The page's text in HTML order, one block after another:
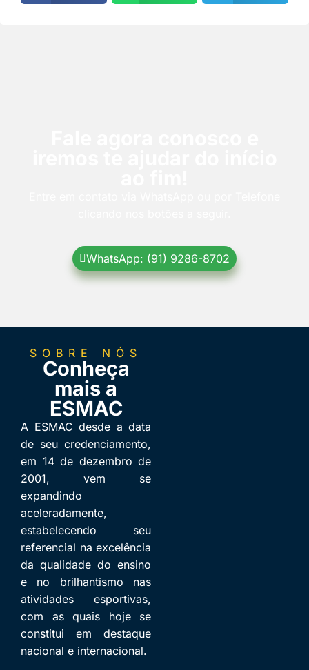
WhatsApp: (91) 9286-8702
SOBRE NÓS
Conheça
mais a
ESMAC
A ESMAC desde a data
de seu credenciamento,
em 14 de dezembro de
2001, vem se
expandindo
aceleradamente,
estabelecendo seu
referencial na excelência
da qualidade do ensino
e no brilhantismo nas
atividades esportivas,
com as quais hoje se
constitui em destaque
nacional e internacional.